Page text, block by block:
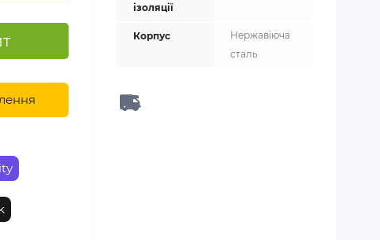
ізоляції
Корпус
Нержавіюча
сталь